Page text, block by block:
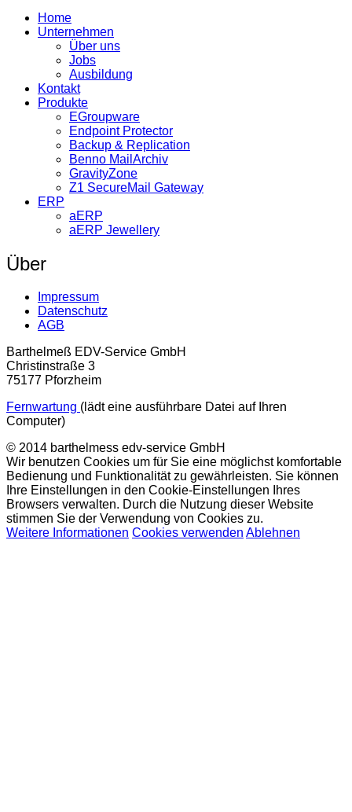
Home
Unternehmen
Über uns
Jobs
Ausbildung
Kontakt
Produkte
EGroupware
Endpoint Protector
Backup & Replication
Benno MailArchiv
GravityZone
Z1 SecureMail Gateway
ERP
aERP
aERP Jewellery
Über
Impressum
Datenschutz
AGB
Barthelmeß EDV-Service GmbH
Christinstraße 3
75177 Pforzheim
Fernwartung (lädt eine ausführbare Datei auf Ihren
Computer)
© 2014 barthelmess edv-service GmbH
Wir benutzen Cookies um für Sie eine möglichst komfortable
Bedienung und Funktionalität zu gewährleisten. Sie können
Ihre Einstellungen in den Cookie-Einstellungen Ihres
Browsers verwalten. Durch die Nutzung dieser Website
stimmen Sie der Verwendung von Cookies zu.
Weitere Informationen Cookies verwenden Ablehnen